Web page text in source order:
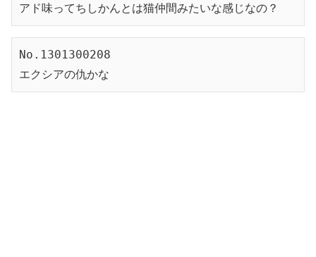
アド味ってちしかんとは猫仲間みたいな感じなの？
No.1301300208
エクシアの仇かな